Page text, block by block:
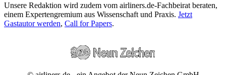
Unsere Redaktion wird zudem vom airliners.de-Fachbeirat beraten,
einem Expertengremium aus Wissenschaft und Praxis. Jetzt
Gastautor werden, Call for Papers.